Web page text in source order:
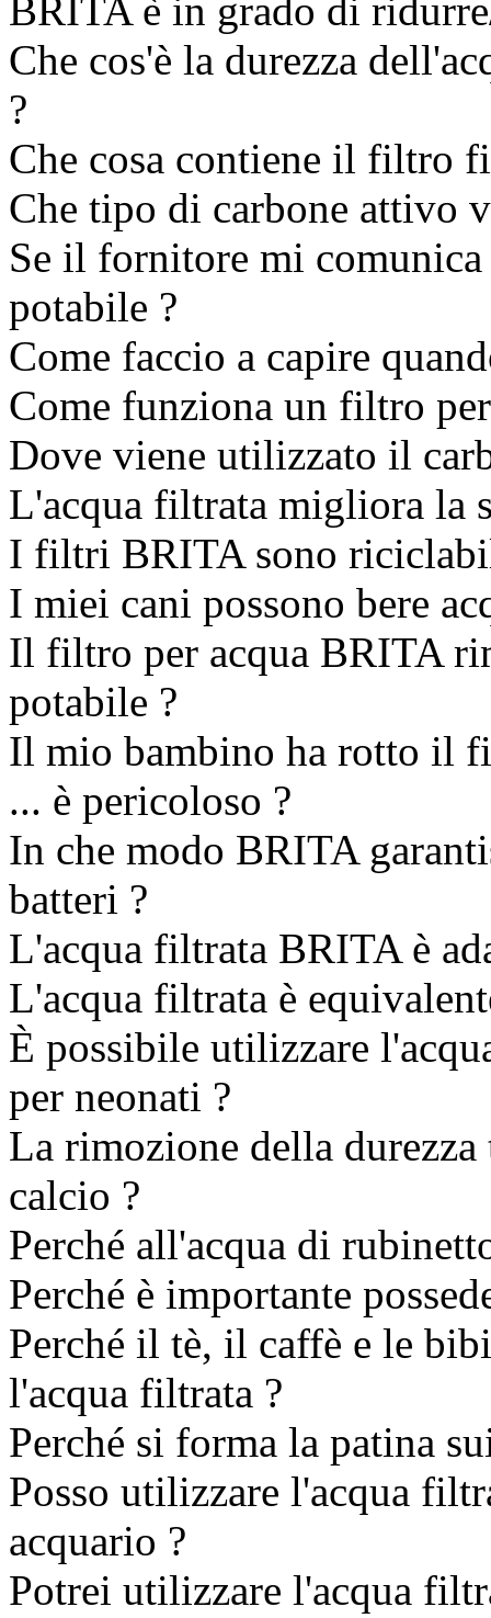
BRITA è in grado di
Che cos'è la durezza
?
Che cosa contiene il filtro
Che tipo di carbone attivo
Se il fornitore mi
potabile ?
Come faccio a capire
Come funziona un filtro
Dove viene utilizzato il
L'acqua filtrata migliora la
I filtri BRITA sono
I miei cani possono bere
Il filtro per acqua BRITA
potabile ?
Il mio bambino ha rotto il
... è pericoloso ?
In che modo BRITA
batteri ?
L'acqua filtrata BRITA è
L'acqua filtrata è
È possibile utilizzare
per neonati ?
La rimozione della
calcio ?
Perché all'acqua di
Perché è importante
Perché il tè, il caffè e le
l'acqua filtrata ?
Perché si forma la patina
Posso utilizzare l'acqua
acquario ?
Potrei utilizzare l'acqua